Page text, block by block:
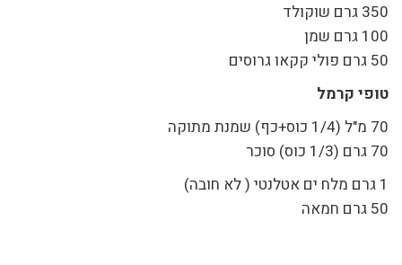
350 גרם שוקולד
100 גרם שמן
50 גרם פולי קקאו גרוסים
טופי קרמל
70 מ"ל (1/4 כוס+כף) שמנת מתוקה
70 גרם (1/3 כוס) סוכר
1 גרם מלח ים אטלנטי ( לא חובה)
50 גרם חמאה